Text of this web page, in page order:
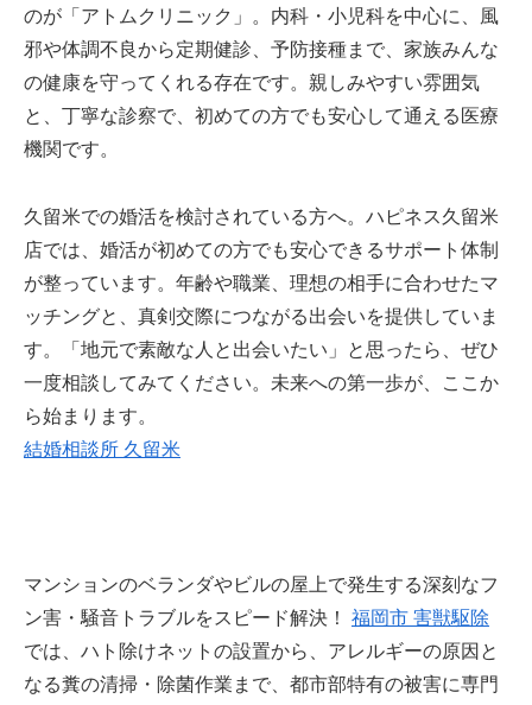
のが「アトムクリニック」。内科・小児科を中心に、風
邪や体調不良から定期健診、予防接種まで、家族みんな
の健康を守ってくれる存在です。親しみやすい雰囲気
と、丁寧な診察で、初めての方でも安心して通える医療
機関です。
久留米での婚活を検討されている方へ。ハピネス久留米
店では、婚活が初めての方でも安心できるサポート体制
が整っています。年齢や職業、理想の相手に合わせたマ
ッチングと、真剣交際につながる出会いを提供していま
す。「地元で素敵な人と出会いたい」と思ったら、ぜひ
一度相談してみてください。未来への第一歩が、ここか
ら始まります。
結婚相談所 久留米
マンションのベランダやビルの屋上で発生する深刻なフ
ン害・騒音トラブルをスピード解決！ 福岡市 害獣駆除
では、ハト除けネットの設置から、アレルギーの原因と
なる糞の清掃・除菌作業まで、都市部特有の被害に専門